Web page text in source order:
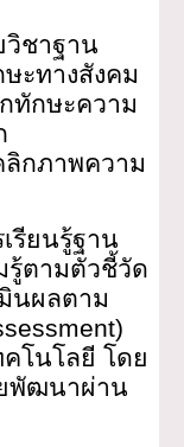
ชาฐาน
ะทางสังคม
ทักษะความ
กภาพความ
รียนรู้ฐาน
รู้ตามตัวชี้วัด
นผลตาม
โนโลยี โดย
พัฒนาผ่าน